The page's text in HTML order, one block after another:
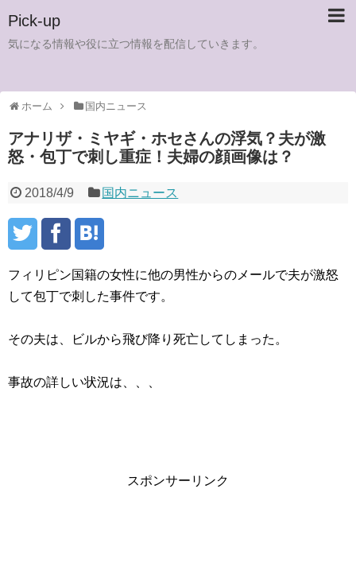
Pick-up
気になる情報や役に立つ情報を配信していきます。
ホーム 国内ニュース
アナリザ・ミヤギ・ホセさんの浮気？夫が激
怒・包丁で刺し重症！夫婦の顔画像は？
2018/4/9 国内ニュース
フィリピン国籍の女性に他の男性からのメールで夫が激怒
して包丁で刺した事件です。
その夫は、ビルから飛び降り死亡してしまった。
事故の詳しい状況は、、、
スポンサーリンク